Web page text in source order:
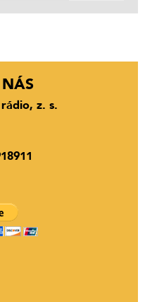
z. s.